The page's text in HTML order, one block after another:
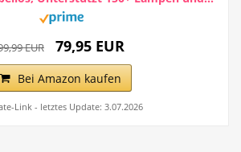
EUR 79,95 EUR
Bei Amazon kaufen
Link - letztes Update: 3.07.2026